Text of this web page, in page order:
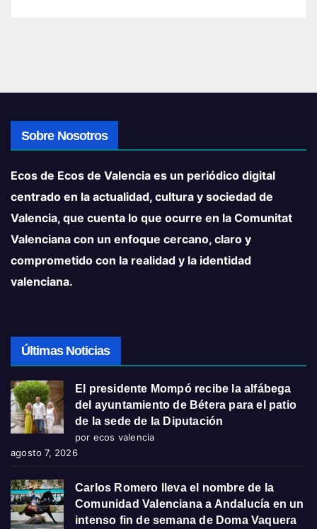
Sobre Nosotros
Ecos de Ecos de Valencia es un periódico digital
centrado en la actualidad, cultura y sociedad de
Valencia, que cuenta lo que ocurre en la Comunitat
Valenciana con un enfoque cercano, claro y
comprometido con la realidad y la identidad
valenciana.
Últimas Noticias
El presidente Mompó recibe la alfábega
del ayuntamiento de Bétera para el patio
de la sede de la Diputación
por ecos valencia
agosto 7, 2026
Carlos Romero lleva el nombre de la
Comunidad Valenciana a Andalucía en un
intenso fin de semana de Doma Vaquera